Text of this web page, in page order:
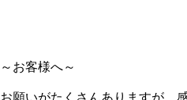
～お客様へ～
お願いがたくさんありますが、